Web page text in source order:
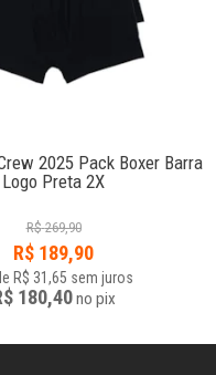
2025 Pack Boxer Barra
Logo Preta 2X
R$ 269,90
R$ 189,90
R$ 31,65 sem juros
180,40no pix